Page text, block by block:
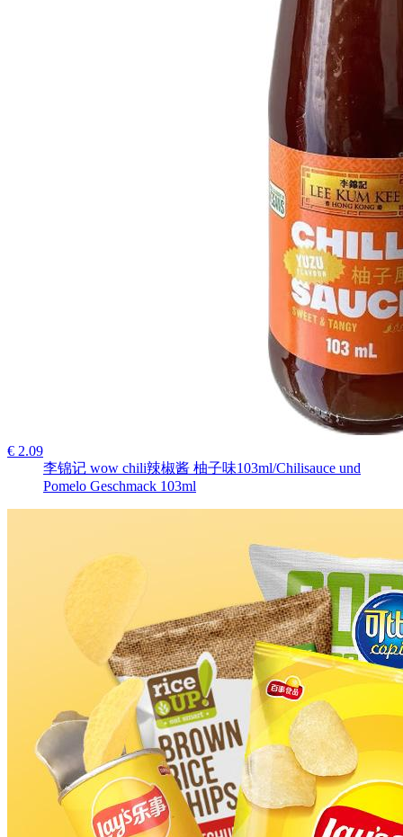
€ 2.09
李锦记 wow chili辣椒酱 柚子味103ml/Chilisauce und
Pomelo Geschmack 103ml